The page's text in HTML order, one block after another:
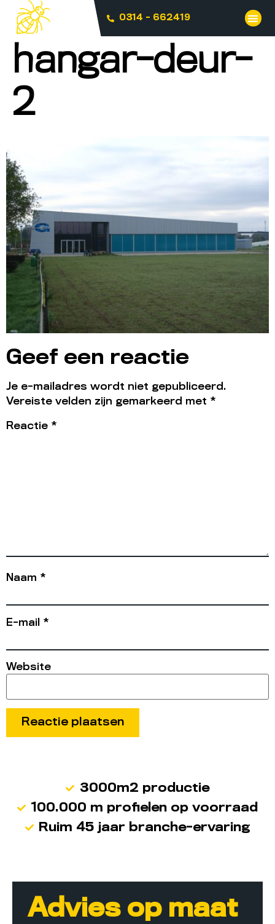
0314 - 662419
hangar-deur-
2
Geef een reactie
Je e-mailadres wordt niet gepubliceerd.
Vereiste velden zijn gemarkeerd met *
Reactie *
Naam *
E-mail *
Website
3000m2 productie
100.000 m profielen op voorraad
Ruim 45 jaar branche-ervaring
Advies op maat